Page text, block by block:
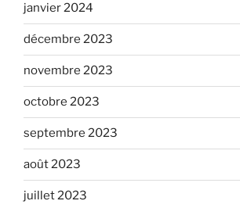
janvier 2024
décembre 2023
novembre 2023
octobre 2023
septembre 2023
août 2023
juillet 2023